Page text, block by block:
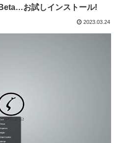
お試しインストール!
2023.03.24